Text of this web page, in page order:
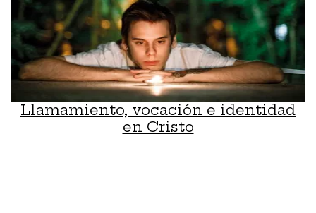
Llamamiento, vocación e identidad
en Cristo